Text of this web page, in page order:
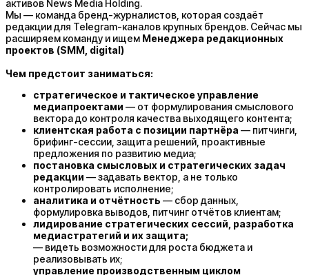
активов News Media Holding.
Мы — команда бренд-журналистов, которая создаёт
редакции для Telegram-каналов крупных брендов. Сейчас мы
расширяем команду и ищем Менеджера редакционных
проектов (SMM, digital)
Чем предстоит заниматься:
стратегическое и тактическое управление
медиапроектами — от формулирования смыслового
вектора до контроля качества выходящего контента;
клиентская работа с позиции партнёра — питчинги,
брифинг-сессии, защита решений, проактивные
предложения по развитию медиа;
постановка смысловых и стратегических задач
редакции — задавать вектор, а не только
контролировать исполнение;
аналитика и отчётность — сбор данных,
формулировка выводов, питчинг отчётов клиентам;
лидирование стратегических сессий, разработка
медиастратегий и их защита;
— видеть возможности для роста бюджета и
реализовывать их;
управление производственным циклом